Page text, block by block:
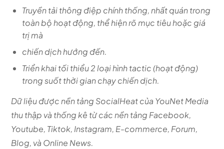
Truyền tải thông điệp chính thống, nhất quán trong
toàn bộ hoạt động, thể hiện rõ mục tiêu hoặc giá
trị mà
chiến dịch hướng đến.
Triển khai tối thiểu 2 loại hình tactic (hoạt động)
trong suốt thời gian chạy chiến dịch.
Dữ liệu được nền tảng SocialHeat của YouNet Media
thu thập và thống kê từ các nền tảng Facebook,
Youtube, Tiktok, Instagram, E-commerce, Forum,
Blog, và Online News.